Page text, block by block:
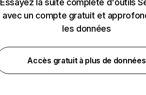
Essayez la suite complète d'outils
avec un compte gratuit et
les données
Accès gratuit à plus de données